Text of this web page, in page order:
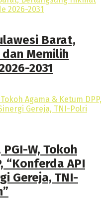
Barat,
Memilih
2031
W, Tokoh
“Konferda API
Gereja, TNI-